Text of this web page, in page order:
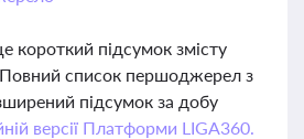
короткий підсумок змісту
Повний список першоджерел з
підсумок за добу
версії Платформи LIGA360.